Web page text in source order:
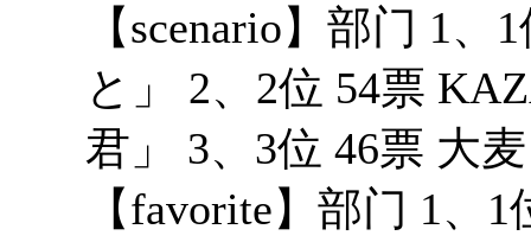
【scenario】部门 1
と」 2、2位 54票
君」 3、3位 46票 大
【favorite】部门 1